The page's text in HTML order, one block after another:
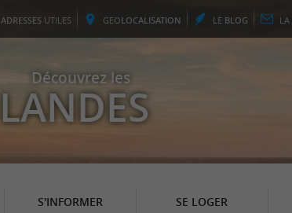
ADRESSES UTILES GEOLOCALISATION LE BLOG LA
Découvrez les
LANDES
S'INFORMER SE LOGER